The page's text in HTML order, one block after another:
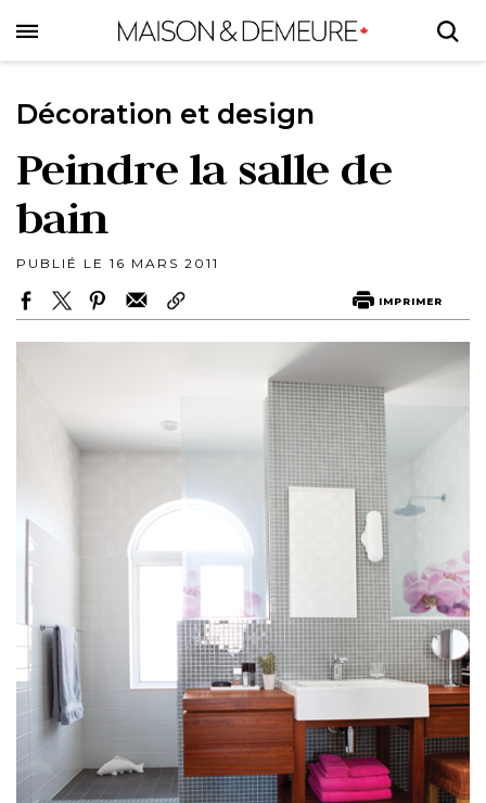
to
main
content
Décoration et design
Peindre la salle de
bain
PUBLIÉ LE 16 MARS 2011
IMPRIMER